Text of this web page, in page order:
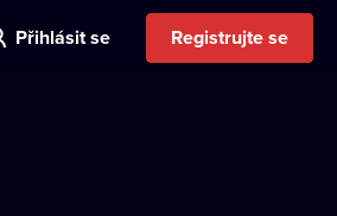
Přihlásit se Registrujte se